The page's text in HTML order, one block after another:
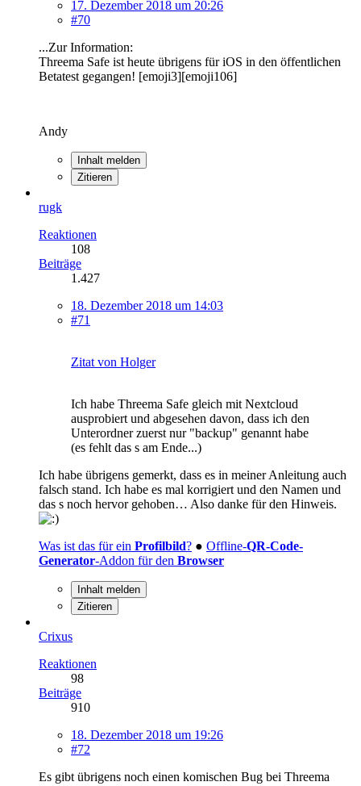
17. Dezember 2018 um 20:26
#70
...Zur Information:
Threema Safe ist heute übrigens für iOS in den öffentlichen
Betatest gegangen! [emoji3][emoji106]
Andy
Inhalt melden
Zitieren
rugk
Reaktionen
108
Beiträge
1.427
18. Dezember 2018 um 14:03
#71
Zitat von Holger
Ich habe Threema Safe gleich mit Nextcloud
ausprobiert und abgesehen davon, dass ich den
Unterordner zuerst nur "backup" genannt habe
(es fehlt das s am Ende...)
Ich habe übrigens gemerkt, dass es in meiner Anleitung auch
falsch stand. Ich habe es mal korrigiert und den Namen und
das s noch hervor gehoben… Also danke für den Hinweis.
Was ist das für ein Profilbild? ● Offline-QR-Code-
Generator-Addon für den Browser
Inhalt melden
Zitieren
Crixus
Reaktionen
98
Beiträge
910
18. Dezember 2018 um 19:26
#72
Es gibt übrigens noch einen komischen Bug bei Threema